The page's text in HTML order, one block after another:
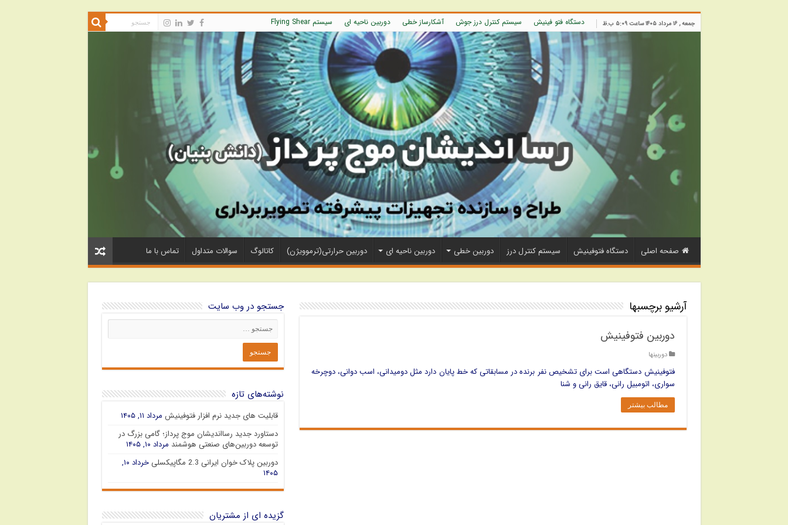
جمعه , ۱۶ مرداد ۱۴۰۵ ساعت ۵:۰۹ ب.ظ دستگاه فتو فینیش سیستم کنترل درز جوش آشکارساز خطی دوربین ناحیه ای سیستم Flying Shear
صفحه اصلی دستگاه فتوفینیش سیستم کنترل درز دوربین خطی دوربین ناحیه ای دوربین حرارتی(ترموویژن) کاتالوگ سوالات متداول تماس با ما
آرشیو برچسبها
دوربین فتوفینیش
دوربینها
فتوفینیش دستگاهی است برای تشخیص نفر برنده در مسابقاتی که خط پایان دارد مثل دومیدانی، اسب دوانی، دوچرخه
سواری، اتومبیل رانی، قایق رانی و شنا
مطالب بیشتر
جستجو در وب سایت
نوشته‌های تازه
قابلیت های جدید نرم افزار فتوفینیش مرداد ۱۱, ۱۴۰۵
دستاورد جدید رسااندیشان موج پرداز؛ گامی بزرگ در
توسعه دوربین‌های صنعتی هوشمند مرداد ۱۰, ۱۴۰۵
دوربین پلاک خوان ایرانی 2.3 مگاپیکسلی
خرداد ۱۰,
۱۴۰۵
گزیده ای از مشتریان